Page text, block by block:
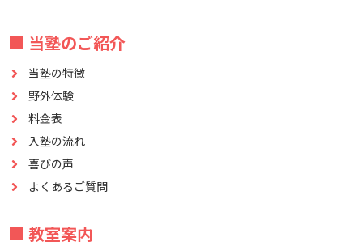
■ 当塾のご紹介
当塾の特徴
野外体験
料金表
入塾の流れ
喜びの声
よくあるご質問
■ 教室案内